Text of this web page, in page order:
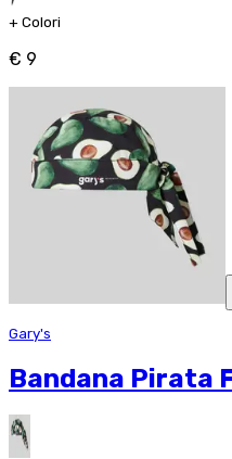
+ Colori
€ 9
Gary's
Bandana Pirata